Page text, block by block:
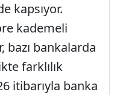
kapsıyor.
kademeli
bazı bankalarda
farklılık
itibarıyla banka